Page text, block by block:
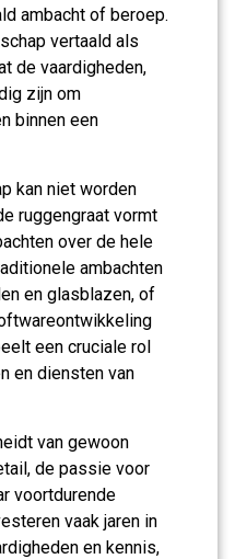
ambacht of beroep.
vertaald als
de vaardigheden,
zijn om
binnen een
kan niet worden
ruggengraat vormt
over de hele
ambachten
en glasblazen, of
een cruciale rol
en diensten van
van gewoon
de passie voor
voortdurende
vaak jaren in
en kennis,